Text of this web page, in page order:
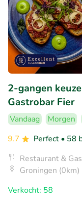
2-gangen
Gastrobar Fier
Vandaag Morgen
9.7
Perfect • 58
Restaurant &
Groningen (0km)
Verkocht: 58